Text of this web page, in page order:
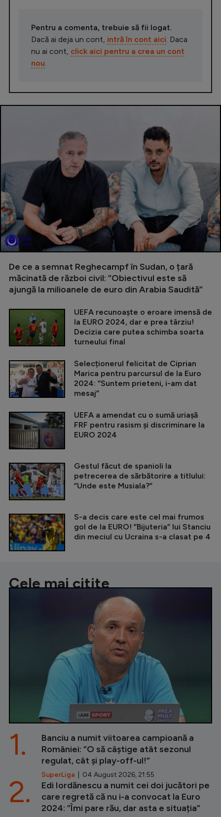
Pentru a comenta, trebuie să fii logat.
Dacă ai deja un cont, intră în cont aici . Daca
nu ai cont, click aici pentru a crea un cont
nou
De ce a semnat Reghecampf în Sudan, o țară
măcinată de război civil: ”Obiectivul este să
ajungă la milioanele de euro din Arabia Saudită”
UEFA recunoaște o eroare imensă de
la EURO 2024, dar e prea târziu!
Decizia care putea schimba soarta
turneului final
Selecționerul felicitat de Ciprian
Marica pentru parcursul de la Euro
2024: ”Suntem prieteni, i-am dat
mesaj”
UEFA a amendat cu o sumă uriașă
FRF pentru rasism și discriminare la
EURO 2024
Gestul făcut de spanioli la
petrecerea de sărbătorire a titlului:
”Unde este Musiala?”
S-a decis care este cel mai frumos
gol de la EURO! ”Bijuteria” lui Stanciu
din meciul cu Ucraina s-a clasat pe 4
Cele mai citite
Banciu a numit viitoarea campioană a
României: ”O să câștige atât sezonul
regulat, cât și play-off-ul!”
SuperLiga | 04 August 2026, 21:55
1.
Edi Iordănescu a numit cei doi jucători pe
care regretă că nu i-a convocat la Euro
2024: ”Îmi pare rău, dar asta e situația”
2.